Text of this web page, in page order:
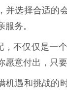
并选择合适的
服务。
，不仅仅是一
愿意付出，只
机遇和挑战的